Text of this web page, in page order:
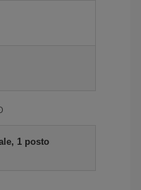
1 posto